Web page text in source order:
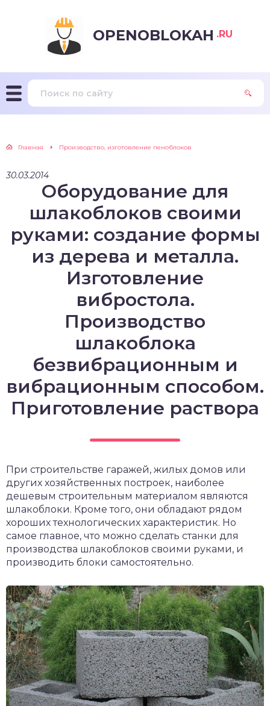
OPENOBLOKAH .RU
Главная Производство, изготовление пеноблоков
30.03.2014
Оборудование для
шлакоблоков своими
руками: создание формы
из дерева и металла.
Изготовление
вибростола.
Производство
шлакоблока
безвибрационным и
вибрационным способом.
Приготовление раствора
При строительстве гаражей, жилых домов или
других хозяйственных построек, наиболее
дешевым строительным материалом являются
шлакоблоки. Кроме того, они обладают рядом
хороших технологических характеристик. Но
самое главное, что можно сделать станки для
производства шлакоблоков своими руками, и
производить блоки самостоятельно.